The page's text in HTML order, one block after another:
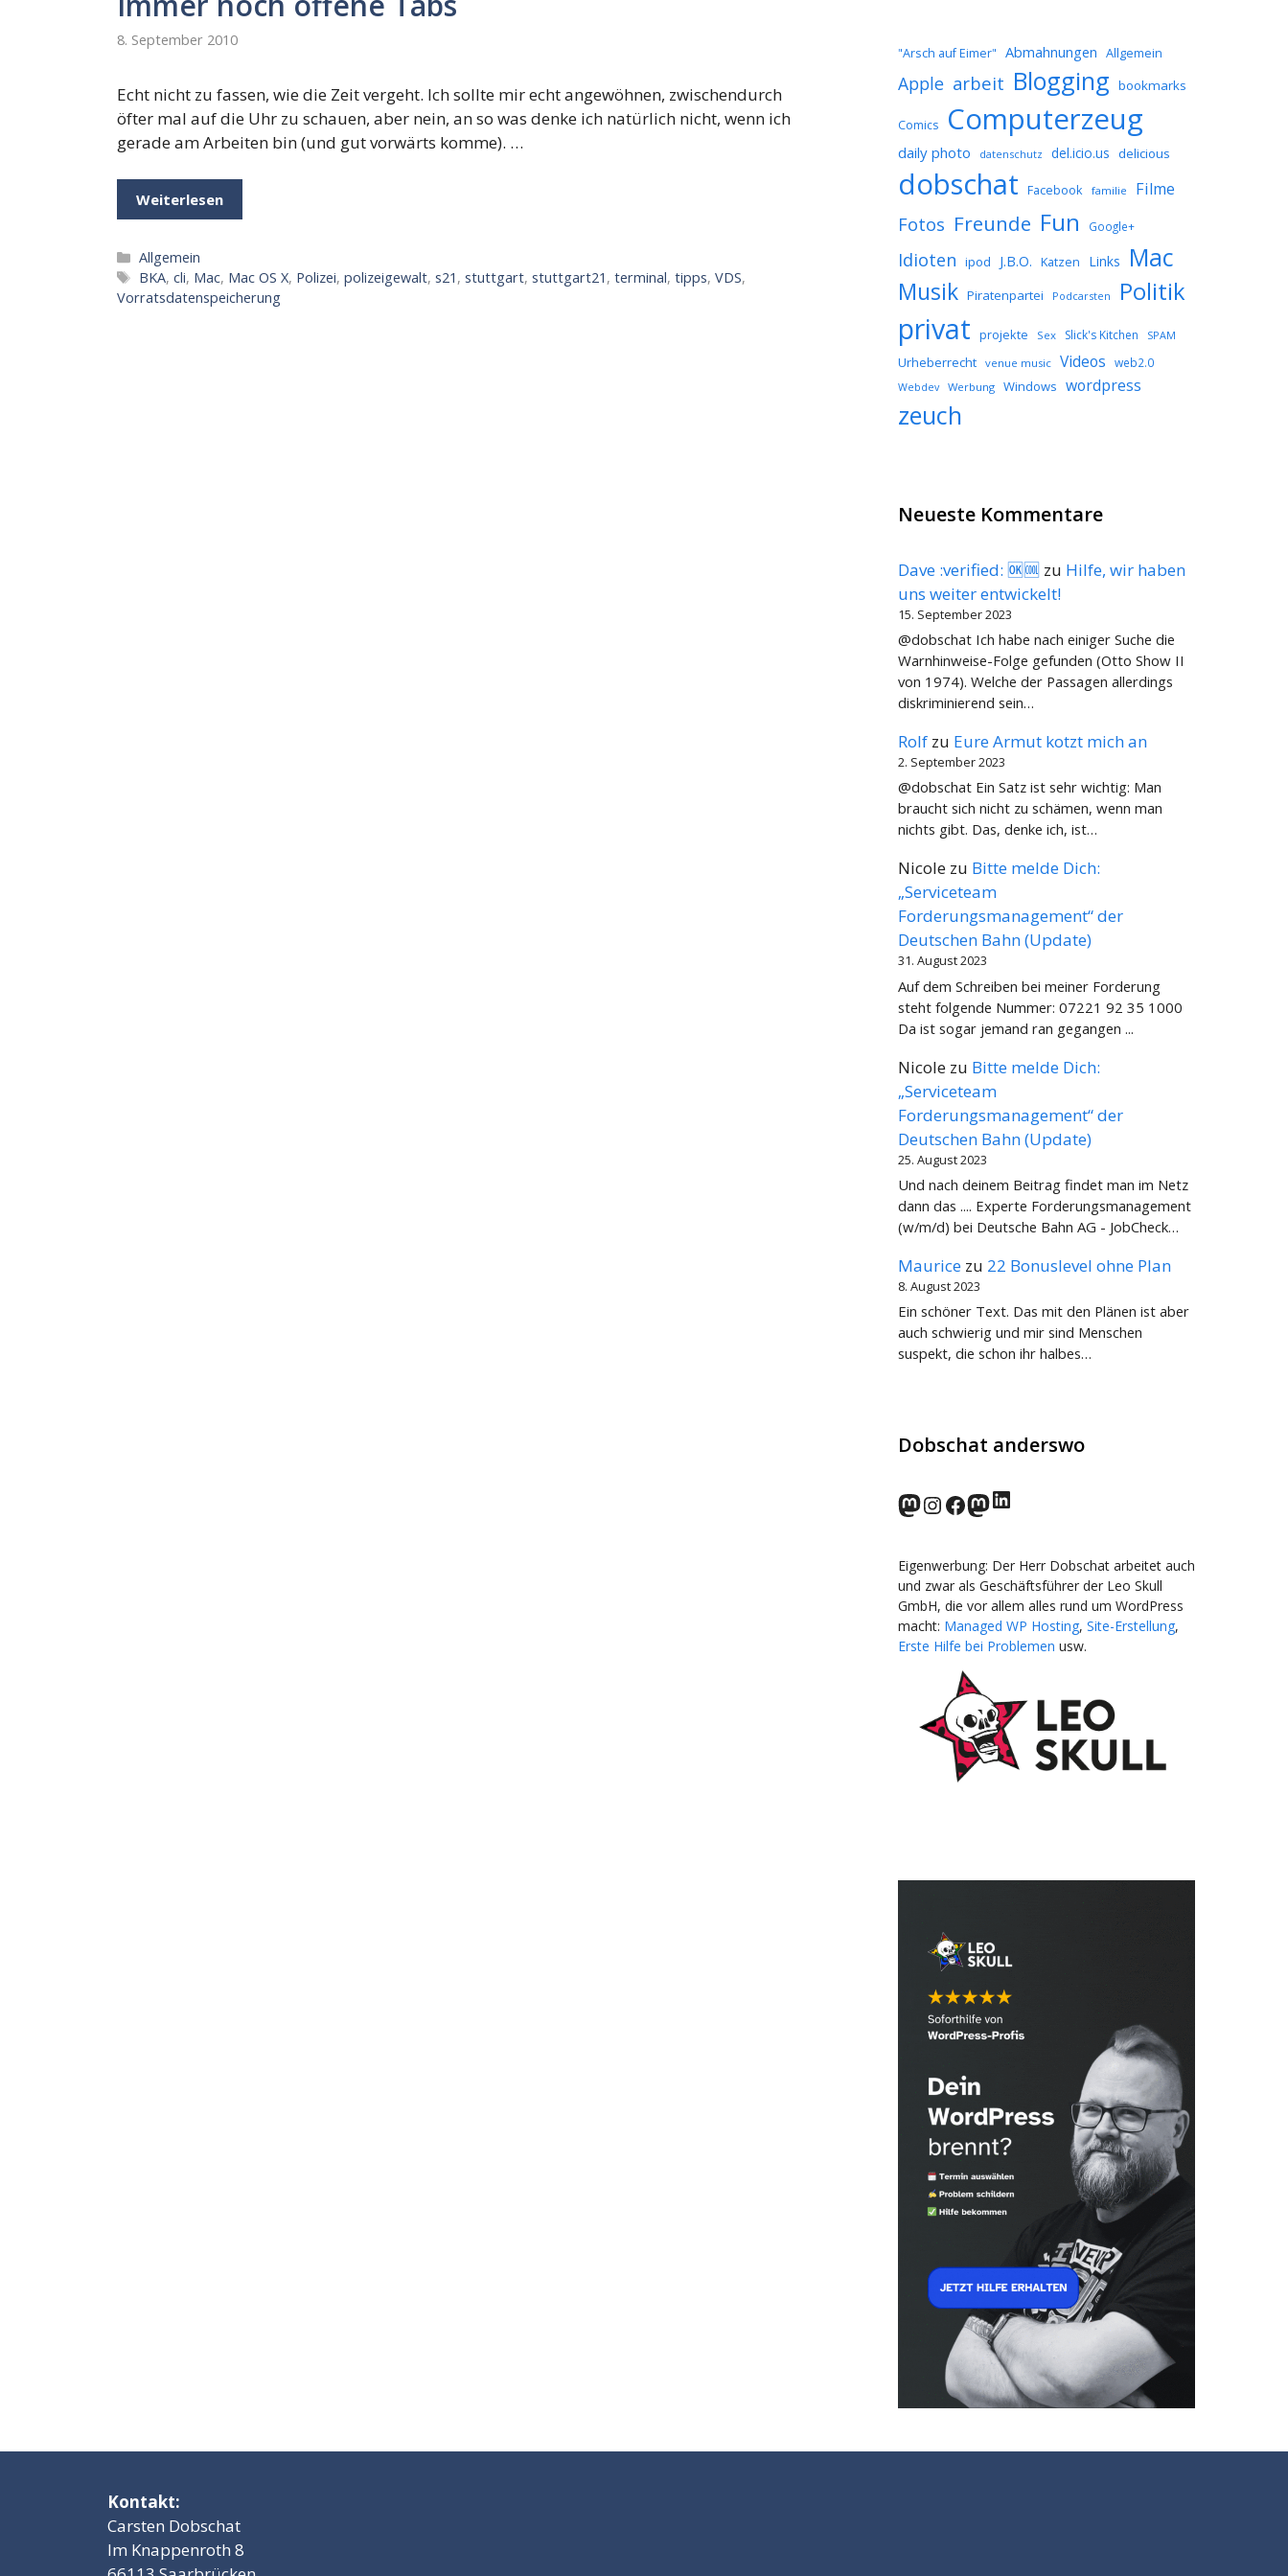
8. September 2010
Echt nicht zu fassen, wie die Zeit vergeht. Ich sollte mir echt angewöhnen, zwischendurch
öfter mal auf die Uhr zu schauen, aber nein, an so was denke ich natürlich nicht, wenn ich
gerade am Arbeiten bin (und gut vorwärts komme). …
Weiterlesen
Kategorien
Allgemein
Schlagwörter
BKA,cli, Mac, Mac OS X, Polizei,polizeigewalt,s21 ,stuttgart,stuttgart21 ,terminal,tipps,VDS,
Vorratsdatenspeicherung
"Arsch auf Eimer" Abmahnungen Allgemein
Apple arbeit Blogging bookmarks
Comics Computerzeug
daily photo datenschutz del.icio.us delicious
dobschat Facebook familie Filme
Fotos Freunde Fun Google+
Idioten ipod J.B.O. Katzen Links Mac
Musik Piratenpartei Podcarsten Politik
privat projekte Sex Slick's Kitchen SPAM
Urheberrecht venue music Videos web2.0
Webdev Werbung Windows wordpress
zeuch
Neueste Kommentare
Dave :verified: 🆗🆒 zu Hilfe, wir haben
uns weiter entwickelt!
15. September 2023
@dobschat Ich habe nach einiger Suche die
Warnhinweise-Folge gefunden (Otto Show II
von 1974). Welche der Passagen allerdings
diskriminierend sein…
Rolf zu Eure Armut kotzt mich an
2. September 2023
@dobschat Ein Satz ist sehr wichtig: Man
braucht sich nicht zu schämen, wenn man
nichts gibt. Das, denke ich, ist…
Nicole zu Bitte melde Dich:
„Serviceteam
Forderungsmanagement“ der
Deutschen Bahn (Update)
31. August 2023
Auf dem Schreiben bei meiner Forderung
steht folgende Nummer: 07221 92 35 1000
Da ist sogar jemand ran gegangen ...
Nicole zu Bitte melde Dich:
„Serviceteam
Forderungsmanagement“ der
Deutschen Bahn (Update)
25. August 2023
Und nach deinem Beitrag findet man im Netz
dann das .... Experte Forderungsmanagement
(w/m/d) bei Deutsche Bahn AG - JobCheck…
Maurice zu 22 Bonuslevel ohne Plan
8. August 2023
Ein schöner Text. Das mit den Plänen ist aber
auch schwierig und mir sind Menschen
suspekt, die schon ihr halbes…
Dobschat anderswo
norden.social
Instagram
Facebook
wp-punks.social
LinkedIn
Eigenwerbung: Der Herr Dobschat arbeitet auch
und zwar als Geschäftsführer der Leo Skull
GmbH, die vor allem alles rund um WordPress
macht: Managed WP Hosting, Site-Erstellung,
Erste Hilfe bei Problemen usw.
Kontakt:
Carsten Dobschat
Im Knappenroth 8